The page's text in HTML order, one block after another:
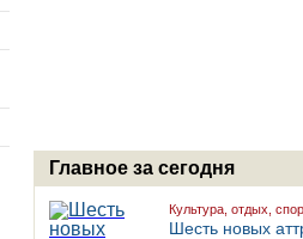
Главное за сегодня
Культура, отдых,
Шесть новых